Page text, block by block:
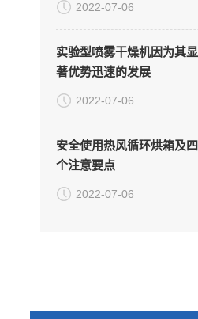
2022-07-06
实验型喷雾干燥机因为其显
著优势迅速的发展
2022-07-06
安全使用热风循环烘箱及四
个注意要点
2022-07-06